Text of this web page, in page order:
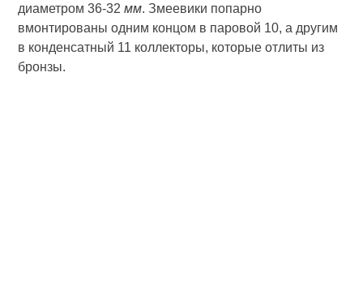
диаметром 36-32мм. Змеевики попарно
вмонтированы одним концом в паровой 10, а другим
в конденсатный 11 коллекторы, которые отлиты из
бронзы.